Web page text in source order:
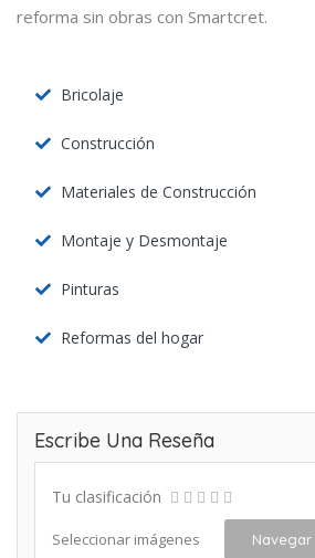
reforma sin obras con Smartcret.
Bricolaje
Construcción
Materiales de Construcción
Montaje y Desmontaje
Pinturas
Reformas del hogar
Escribe Una Reseña
Tu clasificación
Seleccionar imágenes Navegar